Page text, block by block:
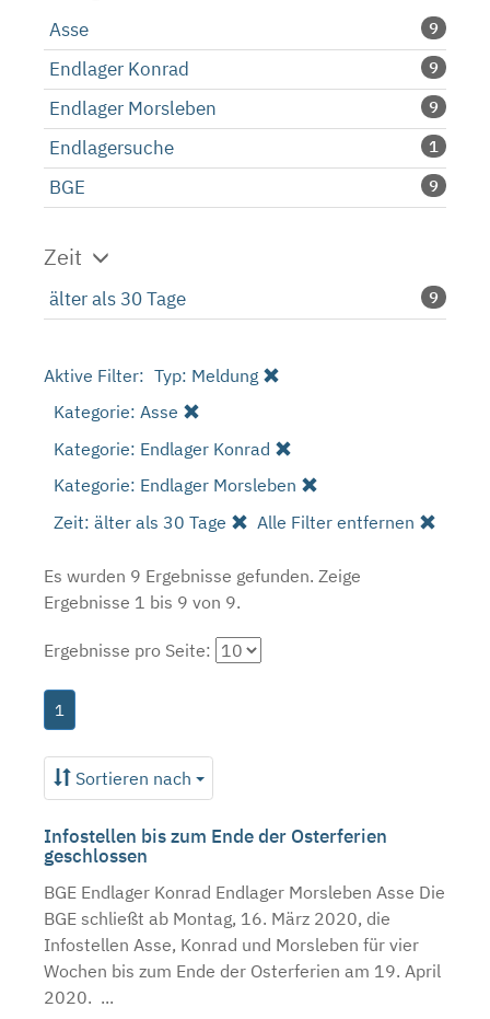
Asse 9
Endlager Konrad 9
Endlager Morsleben 9
Endlagersuche 1
BGE 9
Zeit
älter als 30 Tage 9
Aktive Filter: Typ: Meldung
Kategorie: Asse
Kategorie: Endlager Konrad
Kategorie: Endlager Morsleben
Zeit: älter als 30 Tage
Alle Filter entfernen
Es wurden 9 Ergebnisse gefunden. Zeige
Ergebnisse 1 bis 9 von 9.
Ergebnisse pro Seite:
1
Sortieren nach
Infostellen bis zum Ende der Osterferien
geschlossen
BGE Endlager Konrad Endlager Morsleben Asse Die
BGE schließt ab Montag, 16. März 2020, die
Infostellen Asse, Konrad und Morsleben für vier
Wochen bis zum Ende der Osterferien am 19. April
2020. ...